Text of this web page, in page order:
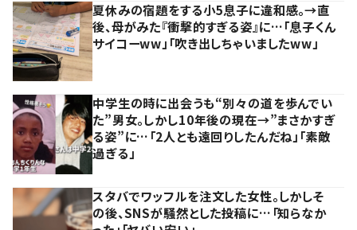
夏休みの宿題をする小5息子に違和感。→直
後、母がみた『衝撃的すぎる姿』に…「息子くん
サイコーww」「吹き出しちゃいましたww」
中学生の時に出会うも“別々の道を歩んでい
た”男女。しかし10年後の現在→”まさかすぎ
る姿”に…「2人とも遠回りしたんだね」「素敵
過ぎる」
スタバでワッフルを注文した女性。しかしそ
の後、SNSが騒然とした投稿に…「知らなか